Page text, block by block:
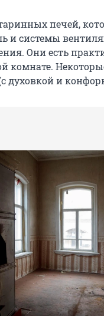
печей,
и системы
Они есть
комнате.
духовкой и